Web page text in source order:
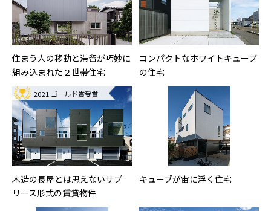
住まう人の移動と滞留が巧妙に
組み込まれた２世帯住宅
コンパクトなホワイトキューブ
の住宅
2021 ゴールド賞受賞
木造の長屋とは思えないサブ
リース形式の賃貸物件
キューブが宙に浮く住宅